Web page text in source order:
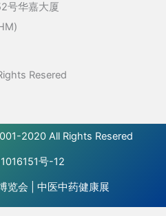
号华嘉大厦
Resered
2020 All Rights Resered
号-12
览会 中医中药健康展